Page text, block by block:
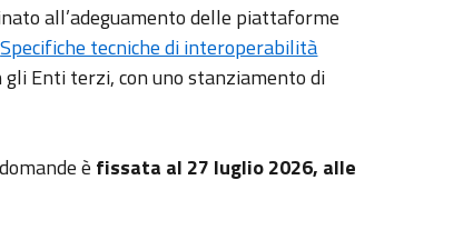
all’adeguamento delle piattaforme
Specifiche tecniche di interoperabilità
Enti terzi, con uno stanziamento di
è fissata al 27 luglio 2026, alle